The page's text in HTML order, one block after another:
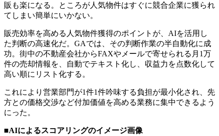
販も楽になる。ところが人気物件はすぐに競合企業に獲られ
てしまい簡単にいかない。
販売効率を高める人気物件獲得のポイントが、AIを活用し
た判断の高速化だ。GAでは、その判断作業の半自動化に成
功。街中の不動産会社からFAXやメールで寄せられる月1万
件の売却情報を、自動でテキスト化し、収益力を点数化して
高い順にリスト化する。
これにより営業部門が1件1件吟味する負担が最小化され、先
方との価格交渉など付加価値を高める業務に集中できるよう
にった。
■AIによるスコアリングのイメージ画像